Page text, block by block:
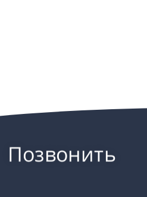
Позвонить